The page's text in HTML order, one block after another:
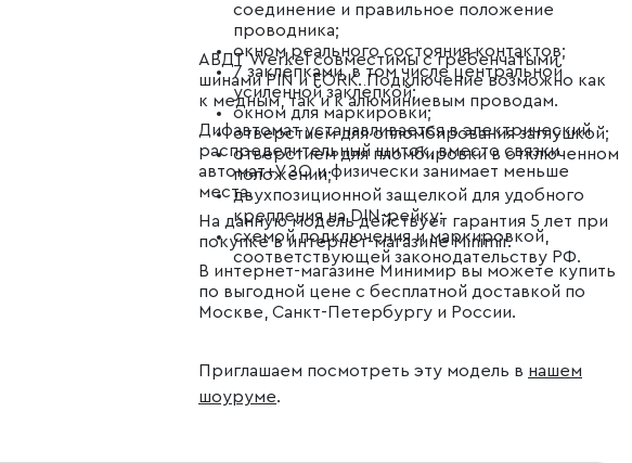
соединение и правильное положение
проводника;
окном реального состояния контактов;
7 заклёпками, в том числе центральной
усиленной заклёпкой;
окном для маркировки;
отверстием для опломбирования заглушкой;
отверстием для пломбировки в отключенном
положении;
двухпозиционной защелкой для удобного
крепления на DIN-рейку;
схемой подключения и маркировкой,
соответствующей законодательству РФ.
АВДТ Werkel совместимы с гребенчатыми
шинами PIN и FORK. Подключение возможно как
к медным, так и к алюминиевым проводам.
Дифавтомат устанавливается в электрический
распределительный щиток, вместо связки
автомат+УЗО и физически занимает меньше
места.
На данную модель действует гарантия 5 лет при
покупке в интернет-магазине Minimir.
В интернет-магазине Минимир вы можете купить
по выгодной цене с бесплатной доставкой по
Москве, Санкт-Петербургу и России.
Приглашаем посмотреть эту модель в нашем
шоуруме.